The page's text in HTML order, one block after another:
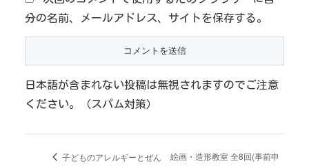
分の名前、メールアドレス、サイトを保存する。
日本語が含まれない投稿は無視されますのでご注意
ください。（スパム対策）
子どものアレルギーとぜん
絵画・造形教室 全8回(事前申